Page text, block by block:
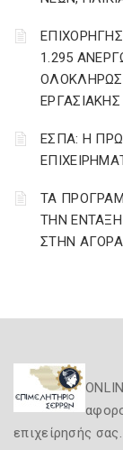
1.295
ΕΡΓΑΣΙΑΚΗΣ
ΕΣΠΑ: Η
ΤΑ
ΤΗΝ
ΣΤΗΝ ΑΓΟΡΑ
επιχείρησής σας.